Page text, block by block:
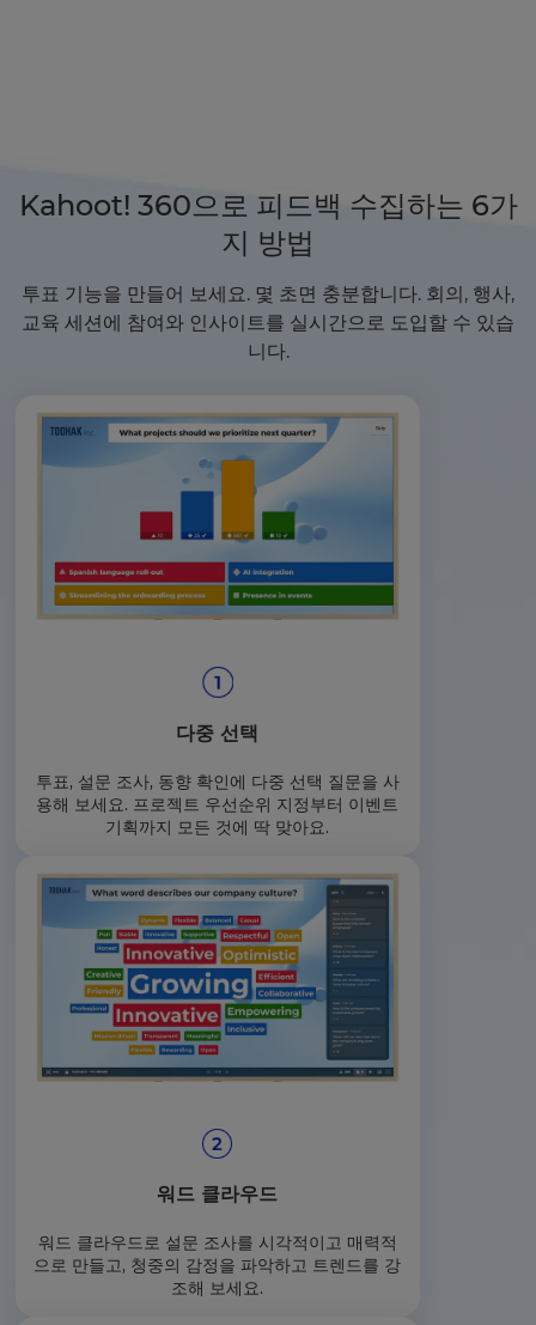
Kahoot! 360으로 피드백 수집하는 6가
지 방법
투표 기능을 만들어 보세요. 몇 초면 충분합니다. 회의, 행사,
교육 세션에 참여와 인사이트를 실시간으로 도입할 수 있습
니다.
다중 선택
투표, 설문 조사, 동향 확인에 다중 선택 질문을 사
용해 보세요. 프로젝트 우선순위 지정부터 이벤트
기획까지 모든 것에 딱 맞아요.
워드 클라우드
워드 클라우드로 설문 조사를 시각적이고 매력적
으로 만들고, 청중의 감정을 파악하고 트렌드를 강
조해 보세요.